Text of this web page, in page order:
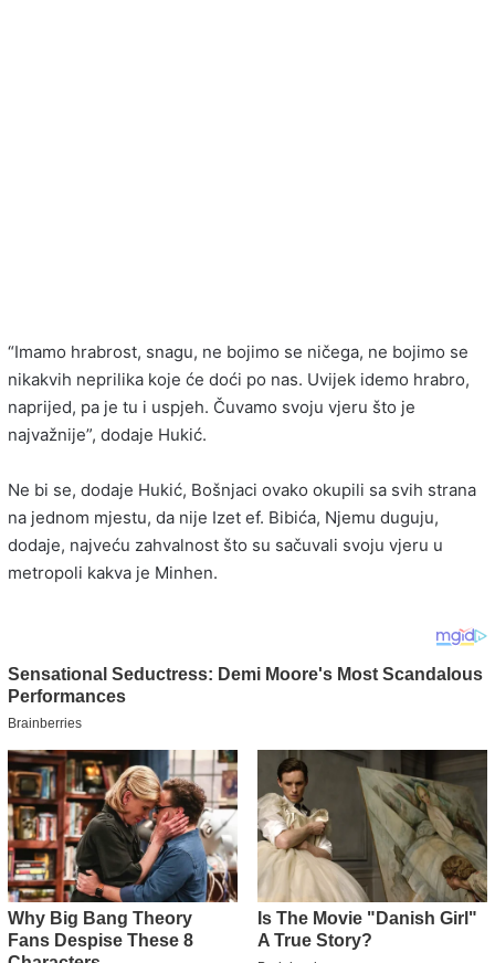
“Imamo hrabrost, snagu, ne bojimo se ničega, ne bojimo se
nikakvih neprilika koje će doći po nas. Uvijek idemo hrabro,
naprijed, pa je tu i uspjeh. Čuvamo svoju vjeru što je
najvažnije”, dodaje Hukić.
Ne bi se, dodaje Hukić, Bošnjaci ovako okupili sa svih strana
na jednom mjestu, da nije Izet ef. Bibića, Njemu duguju,
dodaje, najveću zahvalnost što su sačuvali svoju vjeru u
metropoli kakva je Minhen.